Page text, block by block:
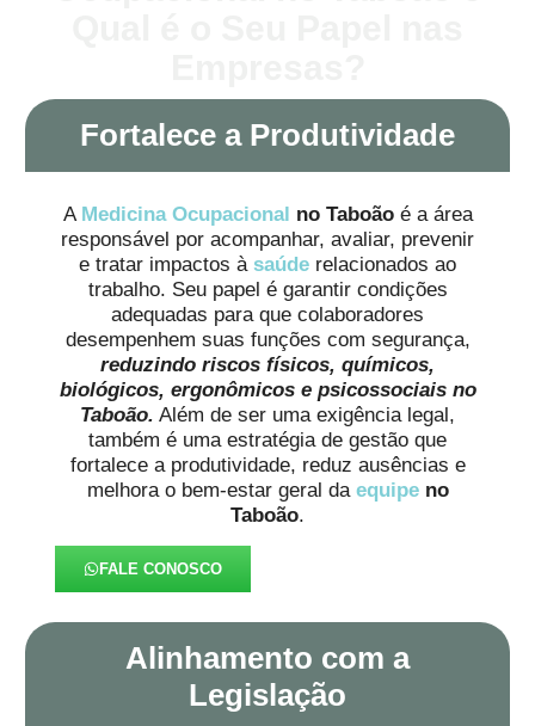
Fortalece a Produtividade
A Medicina Ocupacional no Taboãoé a área
responsável por acompanhar, avaliar, prevenir
e tratar impactos à saúde relacionados ao
trabalho. Seu papel é garantir condições
adequadas para que colaboradores
desempenhem suas funções com segurança,
reduzindo riscos físicos, químicos,
biológicos, ergonômicos e psicossociais no
Taboão. Além de ser uma exigência legal,
também é uma estratégia de gestão que
fortalece a produtividade, reduz ausências e
melhora o bem-estar geral da equipe no
Taboão.
FALE CONOSCO
Alinhamento com a
Legislação